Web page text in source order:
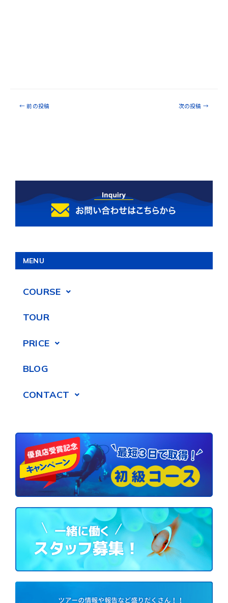
← 前の投稿 次の投稿 →
MENU
COURSE
TOUR
PRICE
BLOG
CONTACT